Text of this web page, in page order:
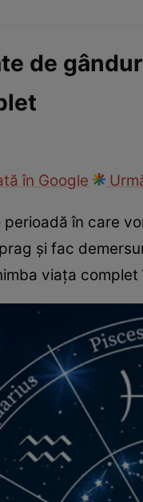
de
în Google
perioadă în care
și fac
viața